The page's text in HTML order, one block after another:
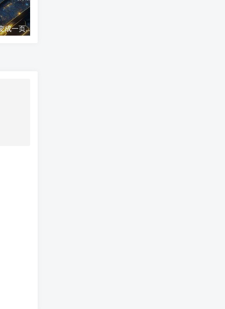
word文档怎么把两页变成一页;两页合为一：新篇崭现